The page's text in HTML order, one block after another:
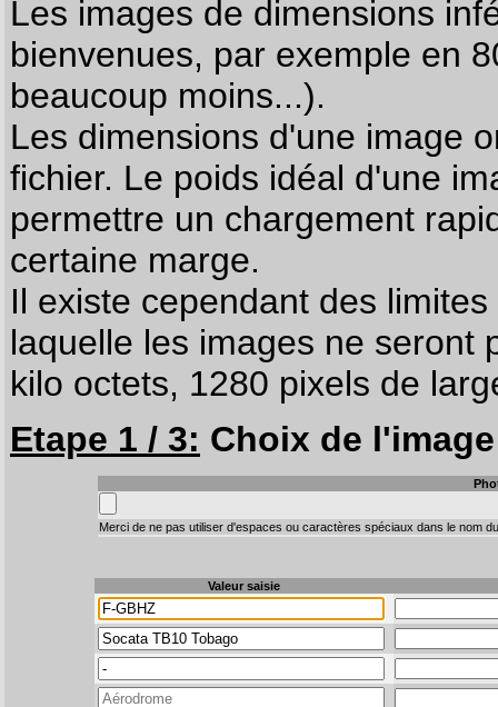
Les images de dimensions
bienvenues, par exemple en
beaucoup moins...).
Les dimensions d'une image
fichier. Le poids idéal d'une
permettre un chargement
certaine marge.
Il existe cependant des
laquelle les images ne seront
kilo octets, 1280 pixels de
Etape 1 / 3: Choix de
Merci de ne pas utiliser d'espaces ou caractères spéciaux dans le nom
Valeur saisie